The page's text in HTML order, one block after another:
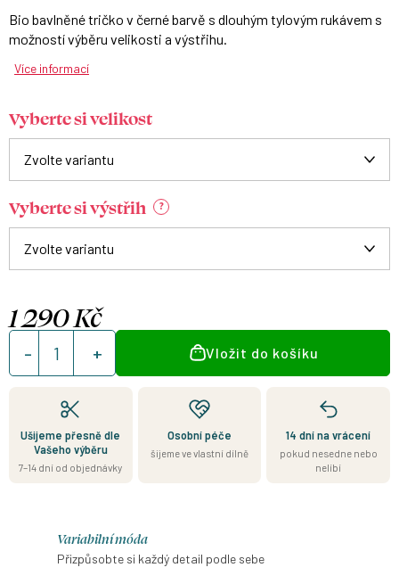
Bio bavlněné tričko v černé barvě s dlouhým tylovým rukávem s
možností výběru velikosti a výstřihu.
Více informací
Vyberte si velikost
Vyberte si výstřih ?
1 290 Kč
Měrná
cena:
Vložit do košíku
Ušijeme přesně dle
Vašeho výběru
7–14 dní od objednávky
Osobní péče
šijeme ve vlastní dílně
14 dní na vrácení
pokud nesedne nebo
nelíbí
Variabilní móda
Přizpůsobte si každý detail podle sebe